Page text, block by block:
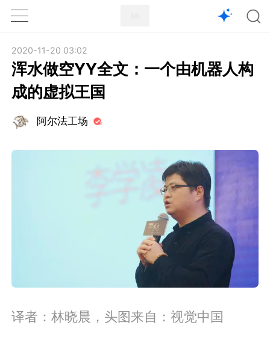
1X
2020-11-20 03:02
浑水做空YY全文：一个由机器人构
成的虚拟王国
阿尔法工场
译者：林晓晨，头图来自：视觉中国